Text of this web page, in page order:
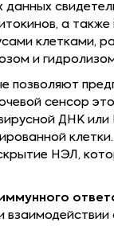
данных
а
клетками,
и
позволяют
сенсор
ДНК
НЭЛ,